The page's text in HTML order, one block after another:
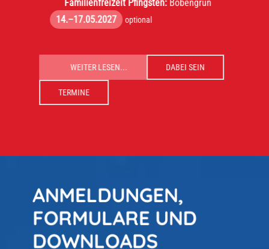
Familienfreizeit Pfingsten:Bobengrün
14.–17.05.2027
optional
WEITER LESEN... DABEI SEIN
TERMINE
ANMELDUNGEN,
FORMULARE UND
DOWNLOADS